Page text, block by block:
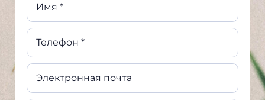
Имя *
Телефон *
Электронная почта